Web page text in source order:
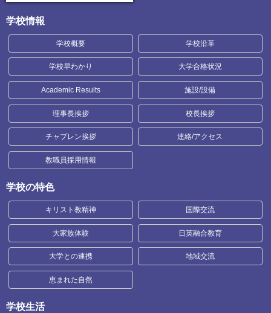
学校情報
学校概要 学校沿革
学校早わかり 大学合格状況
Academic Results 施設/設備
理事長挨拶 校長挨拶
チャプレン挨拶 連絡/アクセス
教職員採用情報
学校の特色
キリスト教精神 国際交流
大家族体験 日英融合教育
大学との連携 地域交流
恵まれた自然
学校生活